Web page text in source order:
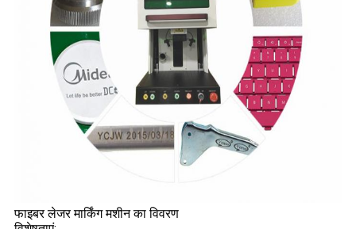
फाइबर लेजर मार्किंग मशीन का विवरण